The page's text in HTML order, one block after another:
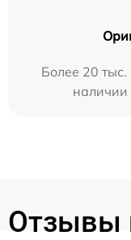
Более 20 тыс.
наличии
Отзывы